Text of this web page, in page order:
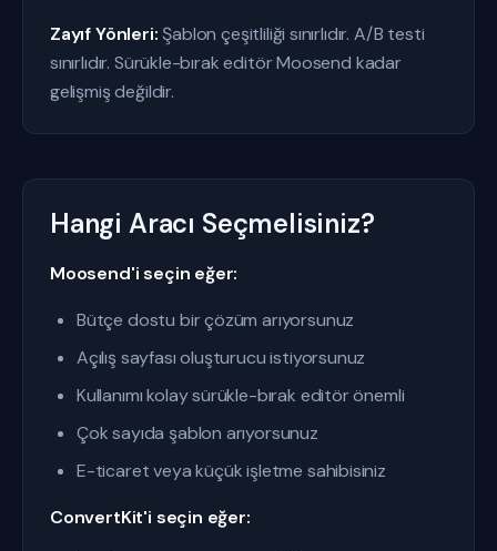
Zayıf Yönleri: Şablon çeşitliliği sınırlıdır. A/B testi
sınırlıdır. Sürükle-bırak editör Moosend kadar
gelişmiş değildir.
Hangi Aracı Seçmelisiniz?
Moosend'i seçin eğer:
Bütçe dostu bir çözüm arıyorsunuz
Açılış sayfası oluşturucu istiyorsunuz
Kullanımı kolay sürükle-bırak editör önemli
Çok sayıda şablon arıyorsunuz
E-ticaret veya küçük işletme sahibisiniz
ConvertKit'i seçin eğer: